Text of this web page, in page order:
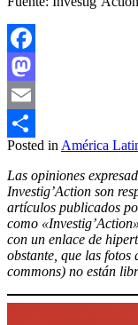
Facebook
Mastodon
Email
Compartir
Posted in América
Las opiniones
Investig’Action son
artículos publicados
como
con un enlace de
obstante, que las
commons) no están